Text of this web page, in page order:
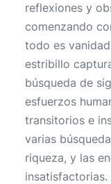
reflexiones y
comenzando
todo es
estribillo
búsqueda de
esfuerzos
transitorios e
varias
riqueza, y las
insatisfactorias.